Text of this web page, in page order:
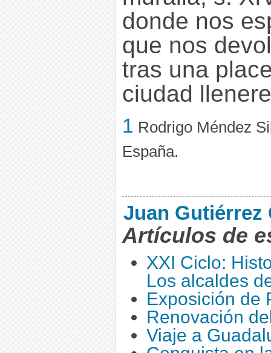
donde nos
que nos
tras una
ciudad
1 Rodrigo Méndez
España.
Juan Gutiérrez
Artículos de
XXI Ciclo:
Los alcaldes
Exposición de
Renovación
Viaje a